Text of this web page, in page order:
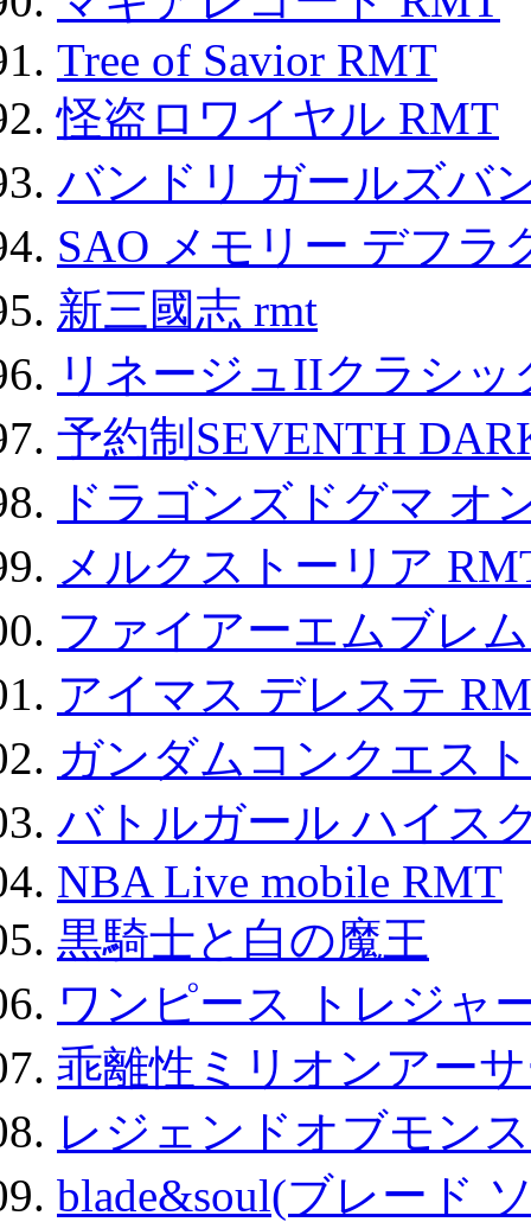
Tree of Savior RMT
怪盗ロワイヤル RMT
バンドリ ガールズバ
SAO メモリー デフラ
新三國志 rmt
リネージュIIクラシ
予約制SEVENTH
ドラゴンズドグマ オ
メルクストーリア
ファイアーエムブレ
アイマス デレステ
ガンダムコンクエスト
バトルガール ハイス
NBA Live mobile RMT
黒騎士と白の魔王
ワンピース トレジャ
乖離性ミリオンアー
レジェンドオブモン
blade&soul(ブレード